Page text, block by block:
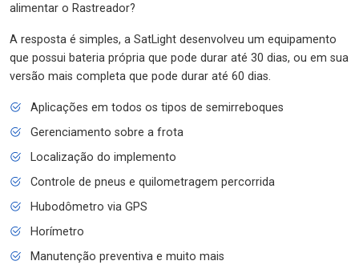
alimentar o Rastreador?
A resposta é simples, a SatLight desenvolveu um equipamento
que possui bateria própria que pode durar até 30 dias, ou em sua
versão mais completa que pode durar até 60 dias.
Aplicações em todos os tipos de semirreboques
Gerenciamento sobre a frota
Localização do implemento
Controle de pneus e quilometragem percorrida
Hubodômetro via GPS
Horímetro
Manutenção preventiva e muito mais